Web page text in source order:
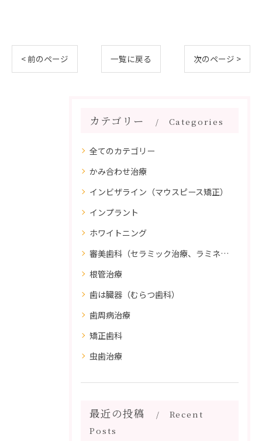
< 前のページ 一覧に戻る 次のページ >
カテゴリー Categories
全てのカテゴリー
かみ合わせ治療
インビザライン（マウスピース矯正）
インプラント
ホワイトニング
審美歯科（セラミック治療、ラミネートべニア、ダイレクトボンディング）
根管治療
歯は臓器（むらつ歯科）
歯周病治療
矯正歯科
虫歯治療
最近の投稿
Recent
Posts